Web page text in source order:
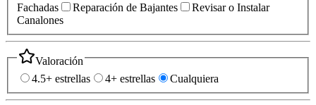
Fachadas
Reparación de Bajantes
Revisar o Instalar
Canalones
Valoración
4.5+ estrellas
4+ estrellas Cualquiera